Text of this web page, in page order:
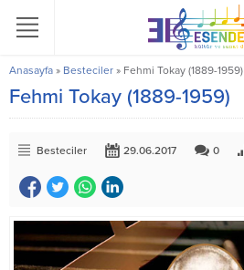
Anasayfa » Besteciler » Fehmi Tokay (1889-1959)
Fehmi Tokay (1889-1959)
Besteciler 29.06.2017 0